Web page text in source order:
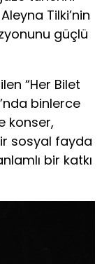
Tilki’nin
güçlü
“Her Bilet
binlerce
konser,
sosyal fayda
bir katkı